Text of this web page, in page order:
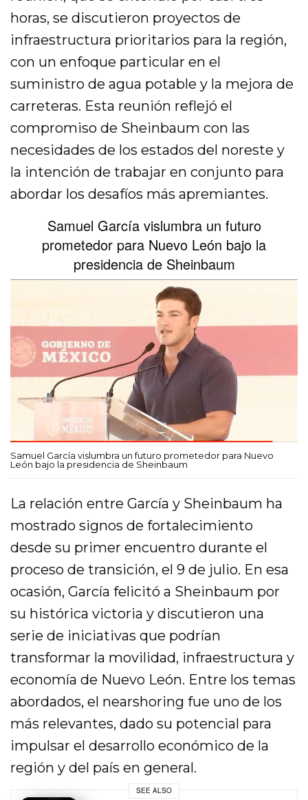
horas, se discutieron proyectos de
infraestructura prioritarios para la región,
con un enfoque particular en el
suministro de agua potable y la mejora de
carreteras. Esta reunión reflejó el
compromiso de Sheinbaum con las
necesidades de los estados del noreste y
la intención de trabajar en conjunto para
abordar los desafíos más apremiantes.
Samuel García vislumbra un futuro
prometedor para Nuevo León bajo la
presidencia de Sheinbaum
Samuel García vislumbra un futuro prometedor para Nuevo
León bajo la presidencia de Sheinbaum
La relación entre García y Sheinbaum ha
mostrado signos de fortalecimiento
desde su primer encuentro durante el
proceso de transición, el 9 de julio. En esa
ocasión, García felicitó a Sheinbaum por
su histórica victoria y discutieron una
serie de iniciativas que podrían
transformar la movilidad, infraestructura y
economía de Nuevo León. Entre los temas
abordados, el nearshoring fue uno de los
más relevantes, dado su potencial para
impulsar el desarrollo económico de la
región y del país en general.
SEE ALSO